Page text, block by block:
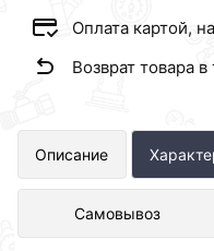
Оплата картой,
Возврат товара
Описание
Самовывоз
Обратный
представлен в
Сантехника по